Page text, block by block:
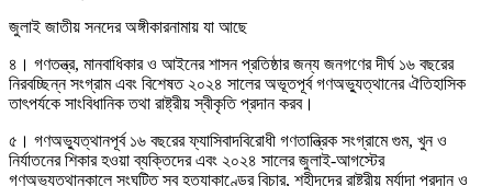
জুলাই জাতীয় সনদের অঙ্গীকারনামায় যা আছে
৪। গণতন্ত্র, মানবাধিকার ও আইনের শাসন প্রতিষ্ঠার জন্য জনগণের দীর্ঘ ১৬ বছরের
নিরবচ্ছিন্ন সংগ্রাম এবং বিশেষত ২০২৪ সালের অভূতপূর্ব গণঅভ্যুত্থানের ঐতিহাসিক
তাৎপর্যকে সাংবিধানিক তথা রাষ্ট্রীয় স্বীকৃতি প্রদান করব।
৫। গণঅভ্যুত্থানপূর্ব ১৬ বছরের ফ্যাসিবাদবিরোধী গণতান্ত্রিক সংগ্রামে গুম, খুন ও
নির্যাতনের শিকার হওয়া ব্যক্তিদের এবং ২০২৪ সালের জুলাই-আগস্টের
গণঅভ্যুত্থানকালে সংঘটিত সব হত্যাকাণ্ডের বিচার, শহীদদের রাষ্ট্রীয় মর্যাদা প্রদান ও